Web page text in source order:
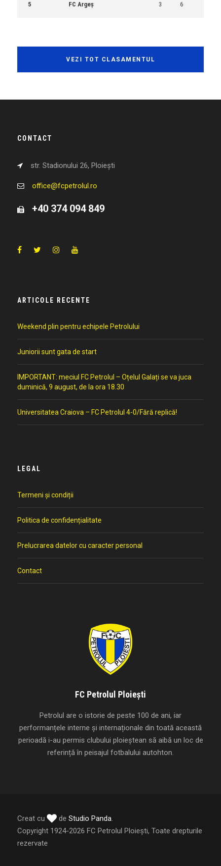
5 FC Argeș 3 6
VEZI TOT CLASAMENTUL
CONTACT
str. Stadionului 26, Ploiești
office@fcpetrolul.ro
+40 374 094 849
ARTICOLE RECENTE
Weekend plin pentru echipele Petrolului
Juniorii sunt gata de start
IMPORTANT: meciul FC Petrolul – Oțelul Galați se va juca
duminică, 9 august, de la ora 18.30
Universitatea Craiova – FC Petrolul 4-0/Fără replică!
LEGAL
Termeni și condiții
Politica de confidențialitate
Prelucrarea datelor cu caracter personal
Contact
FC Petrolul Ploiești
Petrolul are o istorie de peste 100 de ani, iar
performanțele interne și internaționale din toată această
perioadă i-au permis clubului ploieștean să aibă un loc de
referință în peisajul fotbalului autohton.
Creat cu de Studio Panda.
Copyright 1924-2026 FC Petrolul Ploiești, Toate drepturile
rezervate